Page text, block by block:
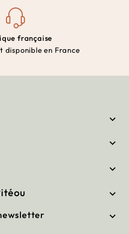
française
disponible en France




